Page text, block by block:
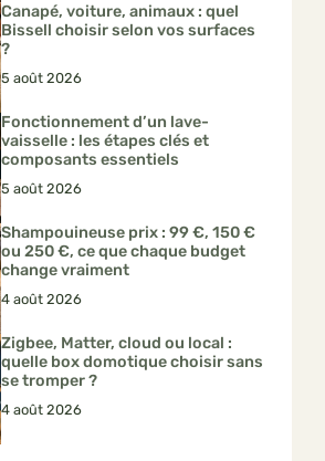
Canapé, voiture, animaux : quel
Bissell choisir selon vos surfaces
?
5 août 2026
Fonctionnement d’un lave-
vaisselle : les étapes clés et
composants essentiels
5 août 2026
Shampouineuse prix : 99 €, 150 €
ou 250 €, ce que chaque budget
change vraiment
4 août 2026
Zigbee, Matter, cloud ou local :
quelle box domotique choisir sans
se tromper ?
4 août 2026